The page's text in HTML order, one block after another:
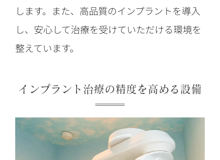
します。また、高品質のインプラントを導入
し、安心して治療を受けていただける環境を
整えています。
インプラント治療の精度を高める設備